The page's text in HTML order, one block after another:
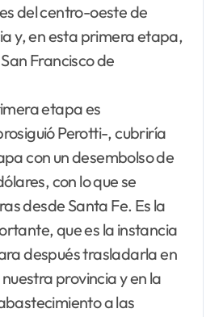
del centro-oeste de
y, en esta primera etapa,
Francisco de
etapa es
Perotti-, cubriría
con un desembolso de
con lo que se
desde Santa Fe. Es la
que es la instancia
después trasladarla en
provincia y en la
a las